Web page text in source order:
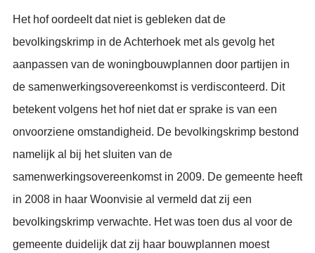
Het hof oordeelt dat niet is gebleken dat de
bevolkingskrimp in de Achterhoek met als gevolg het
aanpassen van de woningbouwplannen door partijen in
de samenwerkingsovereenkomst is verdisconteerd. Dit
betekent volgens het hof niet dat er sprake is van een
onvoorziene omstandigheid. De bevolkingskrimp bestond
namelijk al bij het sluiten van de
samenwerkingsovereenkomst in 2009. De gemeente heeft
in 2008 in haar Woonvisie al vermeld dat zij een
bevolkingskrimp verwachte. Het was toen dus al voor de
gemeente duidelijk dat zij haar bouwplannen moest